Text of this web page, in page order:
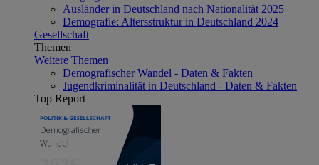
Ausländer in Deutschland nach Nationalität 2025
Demografie: Altersstruktur in Deutschland 2024
Gesellschaft
Themen
Weitere Themen
Demografischer Wandel - Daten & Fakten
Jugendkriminalität in Deutschland - Daten & Fakten
Top Report